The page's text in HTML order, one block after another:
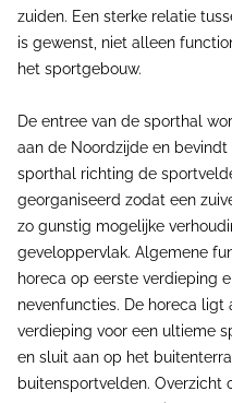
zuiden. Een sterke relatie
is gewenst, niet alleen
het sportgebouw.
De entree van de sporthal
aan de Noordzijde en
sporthal richting de
georganiseerd zodat een
zo gunstig mogelijke
geveloppervlak. Algemene
horeca op eerste verdieping
nevenfuncties. De horeca
verdieping voor een ultieme
en sluit aan op het
buitensportvelden. Overzicht